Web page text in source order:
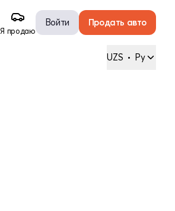
Я продаю
Войти Продать авто
UZS • Ру